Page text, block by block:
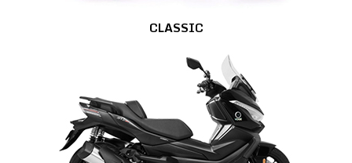
CLASSIC